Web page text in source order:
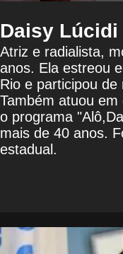
Daisy Lúcidi
Atriz e radialista,
anos. Ela estreou
Rio e participou
Também atuou
o programa
mais de 40 anos.
estadual.